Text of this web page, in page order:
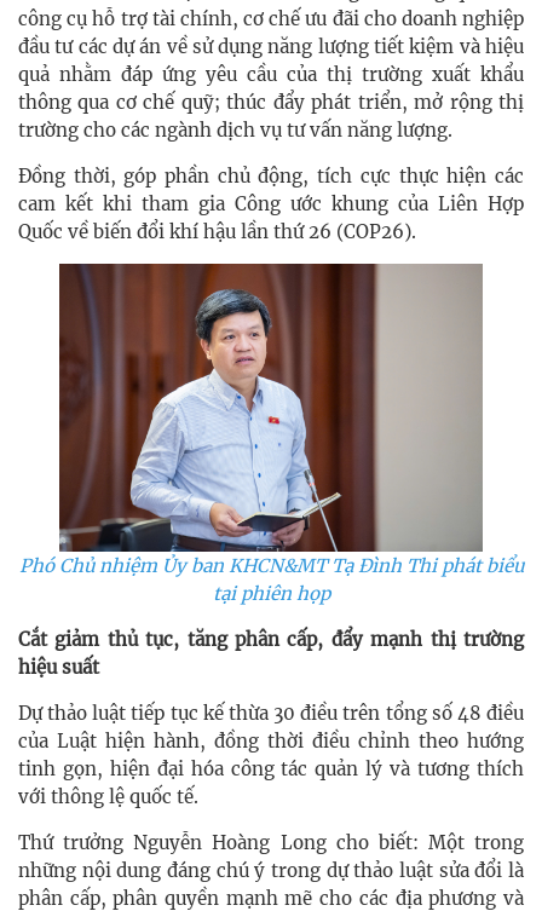
công cụ hỗ trợ tài chính, cơ chế ưu đãi cho doanh nghiệp
đầu tư các dự án về sử dụng năng lượng tiết kiệm và hiệu
quả nhằm đáp ứng yêu cầu của thị trường xuất khẩu
thông qua cơ chế quỹ; thúc đẩy phát triển, mở rộng thị
trường cho các ngành dịch vụ tư vấn năng lượng.
Đồng thời, góp phần chủ động, tích cực thực hiện các
cam kết khi tham gia Công ước khung của Liên Hợp
Quốc về biến đổi khí hậu lần thứ 26 (COP26).
Phó Chủ nhiệm Ủy ban KHCN&MT Tạ Đình Thi phát biểu
tại phiên họp
Cắt giảm thủ tục, tăng phân cấp, đẩy mạnh thị trường
hiệu suất
Dự thảo luật tiếp tục kế thừa 30 điều trên tổng số 48 điều
của Luật hiện hành, đồng thời điều chỉnh theo hướng
tinh gọn, hiện đại hóa công tác quản lý và tương thích
với thông lệ quốc tế.
Thứ trưởng Nguyễn Hoàng Long cho biết: Một trong
những nội dung đáng chú ý trong dự thảo luật sửa đổi là
phân cấp, phân quyền mạnh mẽ cho các địa phương và